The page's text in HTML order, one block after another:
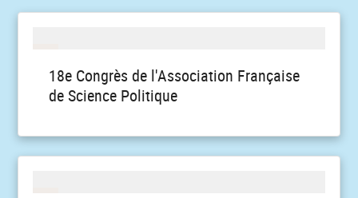
18e Congrès de l'Association Française
de Science Politique